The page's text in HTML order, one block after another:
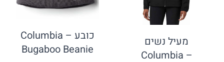
כובע Columbia –
Bugaboo Beanie